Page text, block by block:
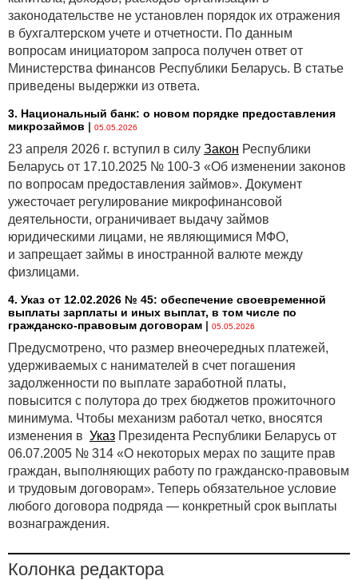
законодательстве не установлен порядок их отражения
в бухгалтерском учете и отчетности. По данным
вопросам инициатором запроса получен ответ от
Министерства финансов Республики Беларусь. В статье
приведены выдержки из ответа.
3. Национальный банк: о новом порядке предоставления
микрозаймов | 05.05.2026
23 апреля 2026 г. вступил в силу Закон Республики
Беларусь от 17.10.2025 № 100-З «Об изменении законов
по вопросам предоставления займов». Документ
ужесточает регулирование микрофинансовой
деятельности, ограничивает выдачу займов
юридическими лицами, не являющимися МФО,
и запрещает займы в иностранной валюте между
физлицами.
4. Указ от 12.02.2026 № 45: обеспечение своевременной
выплаты зарплаты и иных выплат, в том числе по
гражданско-правовым договорам | 05.05.2026
Предусмотрено, что размер внеочередных платежей,
удерживаемых с нанимателей в счет погашения
задолженности по выплате заработной платы,
повысится с полутора до трех бюджетов прожиточного
минимума. Чтобы механизм работал четко, вносятся
изменения в Указ Президента Республики Беларусь от
06.07.2005 № 314 «О некоторых мерах по защите прав
граждан, выполняющих работу по гражданско-правовым
и трудовым договорам». Теперь обязательное условие
любого договора подряда — конкретный срок выплаты
вознаграждения.
Колонка редактора